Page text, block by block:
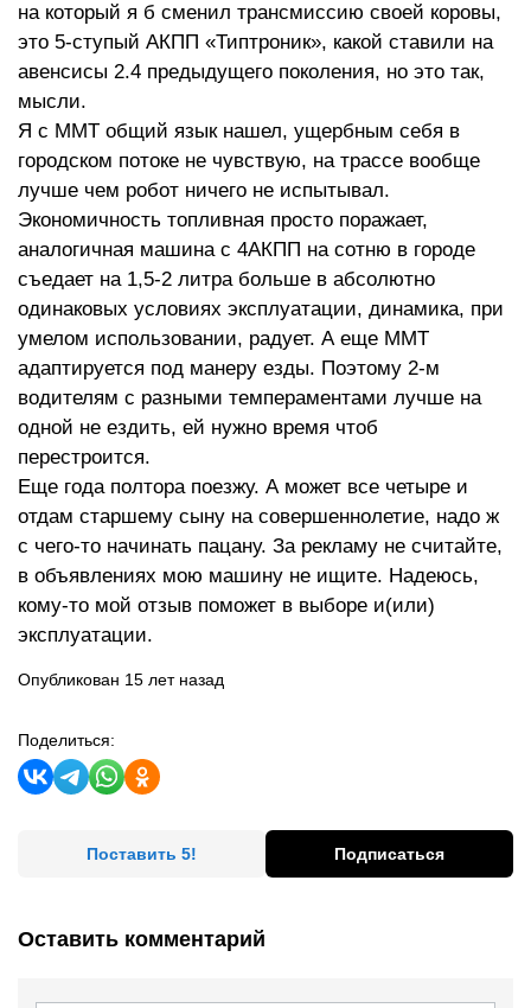
на который я б сменил трансмиссию своей коровы,
это 5-ступый АКПП «Типтроник», какой ставили на
авенсисы 2.4 предыдущего поколения, но это так,
мысли.
Я с ММТ общий язык нашел, ущербным себя в
городском потоке не чувствую, на трассе вообще
лучше чем робот ничего не испытывал.
Экономичность топливная просто поражает,
аналогичная машина с 4АКПП на сотню в городе
съедает на 1,5-2 литра больше в абсолютно
одинаковых условиях эксплуатации, динамика, при
умелом использовании, радует. А еще ММТ
адаптируется под манеру езды. Поэтому 2-м
водителям с разными темпераментами лучше на
одной не ездить, ей нужно время чтоб
перестроится.
Еще года полтора поезжу. А может все четыре и
отдам старшему сыну на совершеннолетие, надо ж
с чего-то начинать пацану. За рекламу не считайте,
в объявлениях мою машину не ищите. Надеюсь,
кому-то мой отзыв поможет в выборе и(или)
эксплуатации.
Опубликован 15 лет назад
Поделиться:
Поставить 5! Подписаться
Оставить комментарий